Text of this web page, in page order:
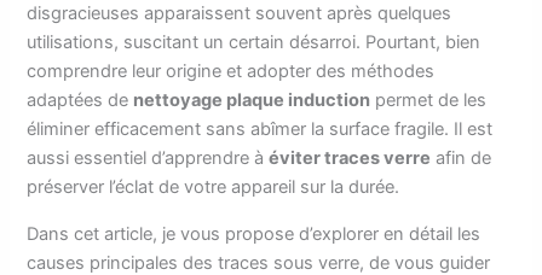
disgracieuses apparaissent souvent après quelques
utilisations, suscitant un certain désarroi. Pourtant, bien
comprendre leur origine et adopter des méthodes
adaptées de nettoyage plaque induction permet de les
éliminer efficacement sans abîmer la surface fragile. Il est
aussi essentiel d’apprendre àéviter traces verre afin de
préserver l’éclat de votre appareil sur la durée.
Dans cet article, je vous propose d’explorer en détail les
causes principales des traces sous verre, de vous guider